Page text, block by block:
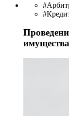
имущества